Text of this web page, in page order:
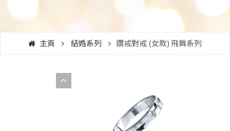
主頁 結婚系列 鑽戒對戒 (女款) 飛舞系列